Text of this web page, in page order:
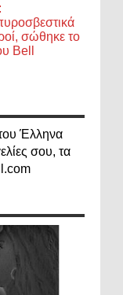
σώθηκε το
Bell
Έλληνα
σου, τα